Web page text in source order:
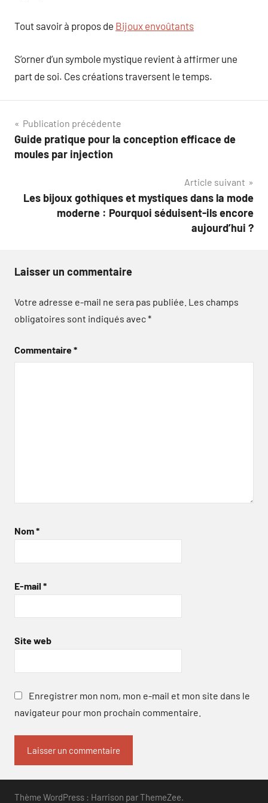
Tout savoir à propos de Bijoux envoûtants
S’orner d’un symbole mystique revient à affirmer une
part de soi. Ces créations traversent le temps.
Navigation
de
Publication précédente
Guide pratique pour la conception efficace de
moules par injection
Article suivant
Les bijoux gothiques et mystiques dans la mode
moderne : Pourquoi séduisent-ils encore
aujourd’hui ?
Laisser un commentaire
Votre adresse e-mail ne sera pas publiée. Les champs
obligatoires sont indiqués avec*
Commentaire*
Nom*
E-mail *
Site web
Enregistrer mon nom, mon e-mail et mon site dans le
navigateur pour mon prochain commentaire.
Thème WordPress : Harrison par ThemeZee.